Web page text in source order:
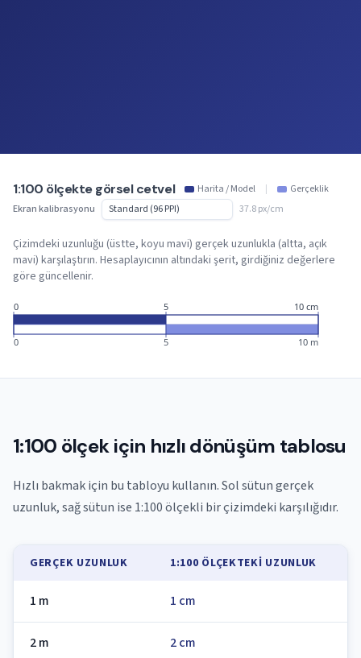
1:100 ölçekte görsel cetvel Harita / Model |
Gerçeklik
Ekran kalibrasyonu
37.8 px/cm
Çizimdeki uzunluğu (üstte, koyu mavi) gerçek uzunlukla (altta, açık
mavi) karşılaştırın. Hesaplayıcının altındaki şerit, girdiğiniz değerlere
göre güncellenir.
0
0
5
5
10 cm
10 m
1:100 ölçek için hızlı dönüşüm tablosu
Hızlı bakmak için bu tabloyu kullanın. Sol sütun gerçek
uzunluk, sağ sütun ise 1:100 ölçekli bir çizimdeki karşılığıdır.
GERÇEK UZUNLUK 1:100 ÖLÇEKTEKI UZUNLUK
1 m 1 cm
2 m 2 cm